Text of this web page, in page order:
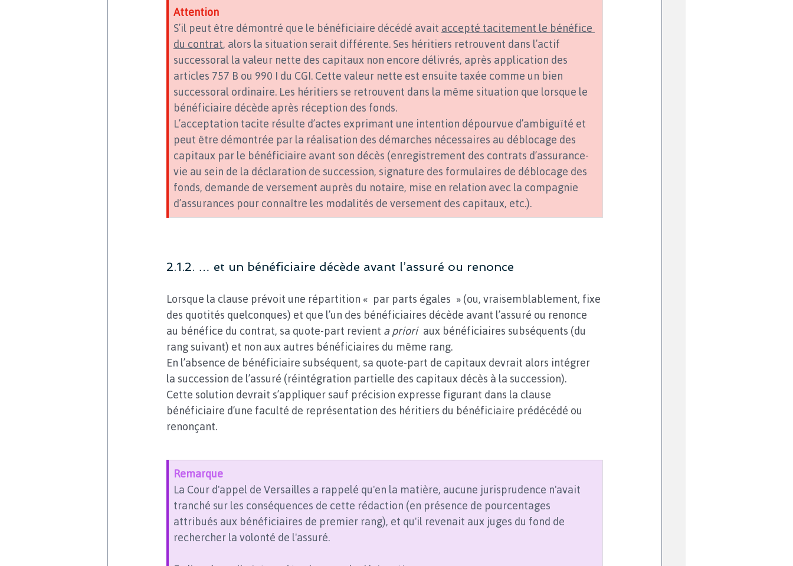
Attention
S’il peut être démontré que le bénéficiaire décédé avait accepté tacitement le bénéfice
du contrat, alors la situation serait différente. Ses héritiers retrouvent dans l’actif
successoral la valeur nette des capitaux non encore délivrés, après application des
articles 757 B ou 990 I du CGI. Cette valeur nette est ensuite taxée comme un bien
successoral ordinaire. Les héritiers se retrouvent dans la même situation que lorsque le
bénéficiaire décède après réception des fonds.
L’acceptation tacite résulte d’actes exprimant une intention dépourvue d’ambiguïté et
peut être démontrée par la réalisation des démarches nécessaires au déblocage des
capitaux par le bénéficiaire avant son décès (enregistrement des contrats d’assurance-
vie au sein de la déclaration de succession, signature des formulaires de déblocage des
fonds, demande de versement auprès du notaire, mise en relation avec la compagnie
d’assurances pour connaître les modalités de versement des capitaux, etc.).
2.1.2. … et un bénéficiaire décède avant l’assuré ou renonce
Lorsque la clause prévoit une répartition « par parts égales » (ou, vraisemblablement, fixe
des quotités quelconques) et que l’un des bénéficiaires décède avant l’assuré ou renonce
au bénéfice du contrat, sa quote-part revient a priori aux bénéficiaires subséquents (du
rang suivant) et non aux autres bénéficiaires du même rang.
En l’absence de bénéficiaire subséquent, sa quote-part de capitaux devrait alors intégrer
la succession de l’assuré (réintégration partielle des capitaux décès à la succession).
Cette solution devrait s’appliquer sauf précision expresse figurant dans la clause
bénéficiaire d’une faculté de représentation des héritiers du bénéficiaire prédécédé ou
renonçant.
Remarque
La Cour d'appel de Versailles a rappelé qu'en la matière, aucune jurisprudence n'avait
tranché sur les conséquences de cette rédaction (en présence de pourcentages
attribués aux bénéficiaires de premier rang), et qu'il revenait aux juges du fond de
rechercher la volonté de l'assuré.